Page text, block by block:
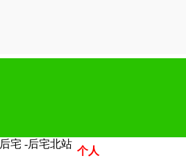
后宅 -后宅北站
个人